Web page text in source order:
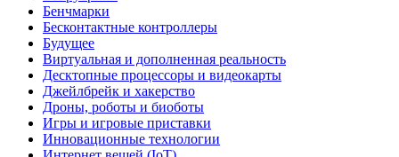
Бенчмарки
Бесконтактные контроллеры
Будущее
Виртуальная и дополненная реальность
Десктопные процессоры и видеокарты
Джейлбрейк и хакерство
Дроны, роботы и биоботы
Игры и игровые приставки
Инновационные технологии